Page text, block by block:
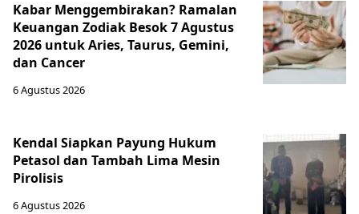
Kabar Menggembirakan? Ramalan
Keuangan Zodiak Besok 7 Agustus
2026 untuk Aries, Taurus, Gemini,
dan Cancer
6 Agustus 2026
Kendal Siapkan Payung Hukum
Petasol dan Tambah Lima Mesin
Pirolisis
6 Agustus 2026